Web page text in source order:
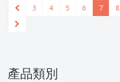
3 4 5 6 7 8
產品類別